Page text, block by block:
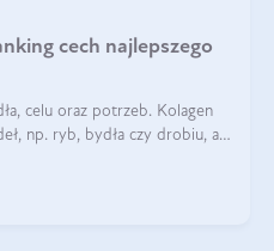
cech najlepszego
celu oraz potrzeb. Kolagen
np. ryb, bydła czy drobiu, a